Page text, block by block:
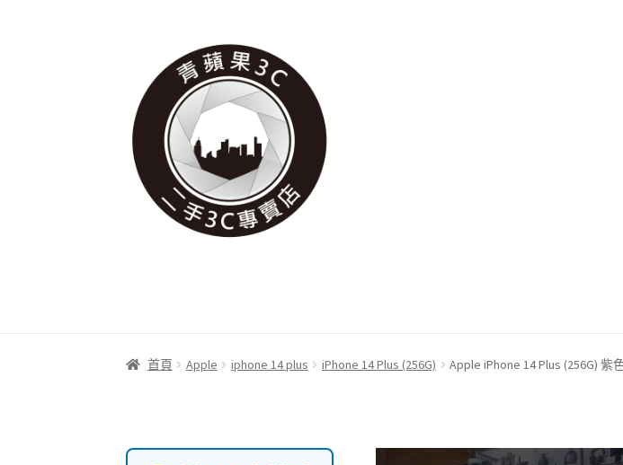
覽
列
要
內
容
首頁 Apple iphone 14 plus iPhone 14 Plus (256G) Apple iPhone 14 Plus (256G)